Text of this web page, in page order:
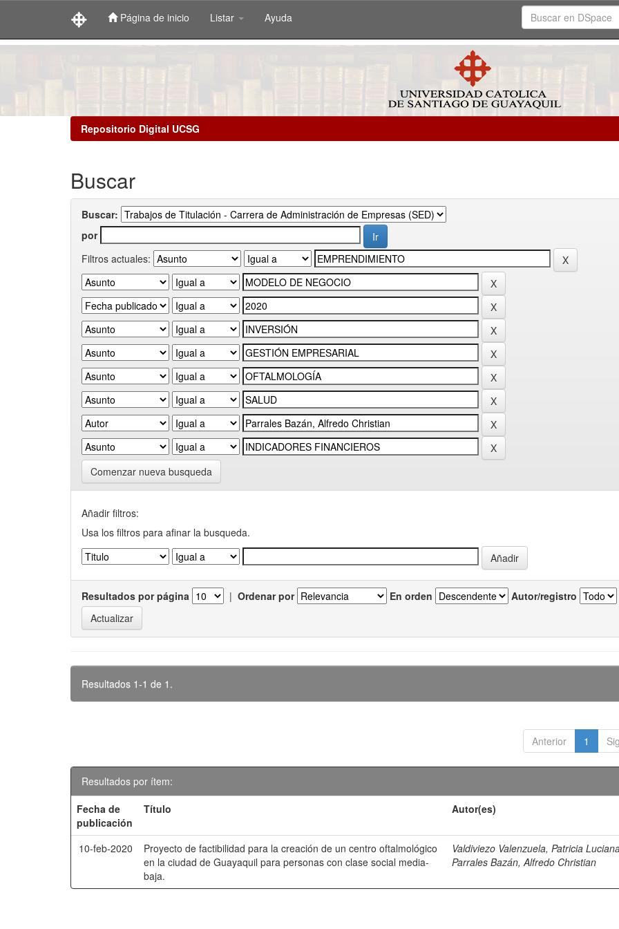
Página de inicio Listar Ayuda
Repositorio Digital UCSG
Buscar
Buscar:
por
Filtros actuales:
Comenzar nueva busqueda
Añadir filtros:
Usa los filtros para afinar la busqueda.
Resultados por página | Ordenar por En orden Autor/registro
Resultados 1-1 de 1.
Anterior 1
Resultados por ítem:
Fecha de
publicación
Título Autor(es)
10-feb-2020
Proyecto de factibilidad para la creación de un centro oftalmológico
en la ciudad de Guayaquil para personas con clase social media-
baja.
Valdiviezo Valenzuela, Patricia
Parrales Bazán, Alfredo Christian